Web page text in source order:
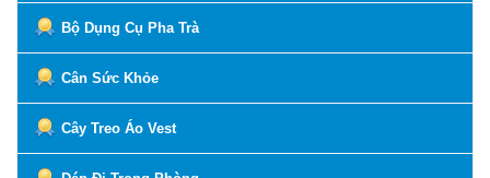
Bộ Dụng Cụ Pha Trà
Cân Sức Khỏe
Cây Treo Áo Vest